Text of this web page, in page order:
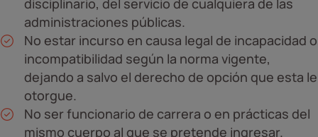
disciplinario, del servicio de cualquiera de las
administraciones públicas.
No estar incurso en causa legal de incapacidad o
incompatibilidad según la norma vigente,
dejando a salvo el derecho de opción que esta le
otorgue.
No ser funcionario de carrera o en prácticas del
mismo cuerpo al que se pretende ingresar.